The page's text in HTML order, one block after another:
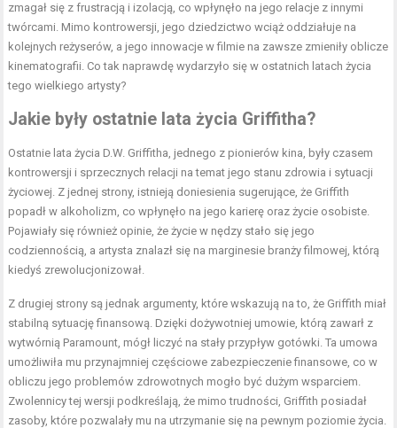
zmagał się z frustracją i izolacją, co wpłynęło na jego relacje z innymi
twórcami. Mimo kontrowersji, jego dziedzictwo wciąż oddziałuje na
kolejnych reżyserów, a jego innowacje w filmie na zawsze zmieniły oblicze
kinematografii. Co tak naprawdę wydarzyło się w ostatnich latach życia
tego wielkiego artysty?
Jakie były ostatnie lata życia Griffitha?
Ostatnie lata życia D.W. Griffitha, jednego z pionierów kina, były czasem
kontrowersji i sprzecznych relacji na temat jego stanu zdrowia i sytuacji
życiowej. Z jednej strony, istnieją doniesienia sugerujące, że Griffith
popadł w alkoholizm, co wpłynęło na jego karierę oraz życie osobiste.
Pojawiały się również opinie, że życie w nędzy stało się jego
codziennością, a artysta znalazł się na marginesie branży filmowej, którą
kiedyś zrewolucjonizował.
Z drugiej strony są jednak argumenty, które wskazują na to, że Griffith miał
stabilną sytuację finansową. Dzięki dożywotniej umowie, którą zawarł z
wytwórnią Paramount, mógł liczyć na stały przypływ gotówki. Ta umowa
umożliwiła mu przynajmniej częściowe zabezpieczenie finansowe, co w
obliczu jego problemów zdrowotnych mogło być dużym wsparciem.
Zwolennicy tej wersji podkreślają, że mimo trudności, Griffith posiadał
zasoby, które pozwalały mu na utrzymanie się na pewnym poziomie życia.